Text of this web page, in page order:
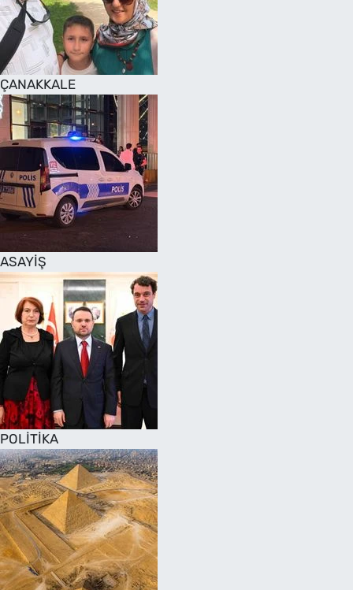
ÇANAKKALE
ASAYİŞ
POLİTİKA
SAĞLIK
TV REHBERİ